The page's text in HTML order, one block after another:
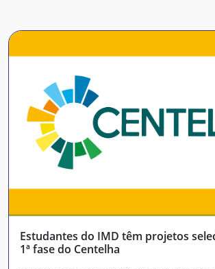
Estudantes do IMD têm projetos
1ª fase do Centelha